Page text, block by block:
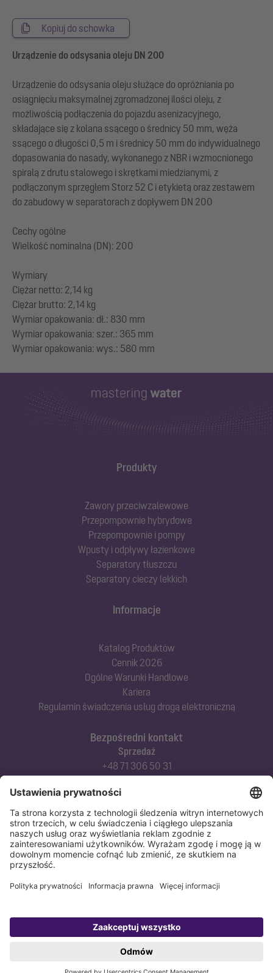
Kopiuj do schowka
Urządzenie do odsysania oleju DN 200
Urządzenie do odsysania oleju służące do opróżniania po
osiągnięciu maksymalnej zgromadzonej ilości oleju, z
możliwością podłączenia do pojazdu asenizacyjnego,
składające się z kolana ssącego o średnicy 50 mm, węża
ssącego o długości 0,5 m i średnicy 50 mm do indywidualnego
dopasowania do nasady, wykonanego z NBR i wzmocnionego
spiralą z drutu stalowego i skrętkami miedzianymi, z
podłączonym sprzęgłem Storz 52 C i etykietą oraz zestawem
do zabudowy w separatorach z dopływem DN 200
Cechy ogólne
Wielkość nominalna (DN): 200
Wymiary
Ciężar netto: 2,14 kg
Ciężar brutto: 2,14 kg
Wymiar opakowania: dł.: 830 mm
Wymiar opakowania: szer.: 365 mm
Produkty
Zawory przeciwzalewowe
Przepompownie hybrydowe
Przepompownie i pompy
Wpusty i odpływy łazienkowe
Separatory tłuszczu
Separatory cieczy lekkich
Bezpośredni kontakt
Sprzedaż
+48 71 306 50 31
Doradztwo techniczne
Serwis techniczny
+48 71 306 50 51
Informacje
Katalog Produktów
Cennik 2026
Ogólne Warunki Handlowe
Kariera
Regulamin świadczenia usług drogą elektroniczną
Copyright 1998-2026 KESSEL Sp. z o.o., ul. Innowacyjna 2, Biskupice Podgórne,
Polityka prywatności Stopka redakcyjna